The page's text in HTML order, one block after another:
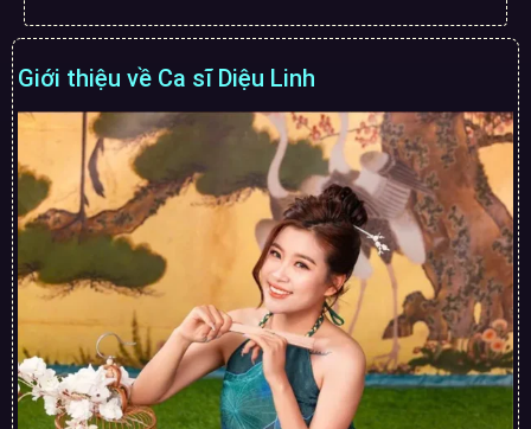
Giới thiệu về Ca sĩ Diệu Linh